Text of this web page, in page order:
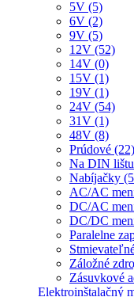
5V (5)
6V (2)
9V (5)
12V (52)
14V (0)
15V (1)
19V (1)
24V (54)
31V (1)
48V (8)
Prúdové (22)
Na DIN
Nabíjačky
AC/AC
DC/AC
DC/DC
Paralelne
Záložné
Zásuvkové
Elektroinštalačný